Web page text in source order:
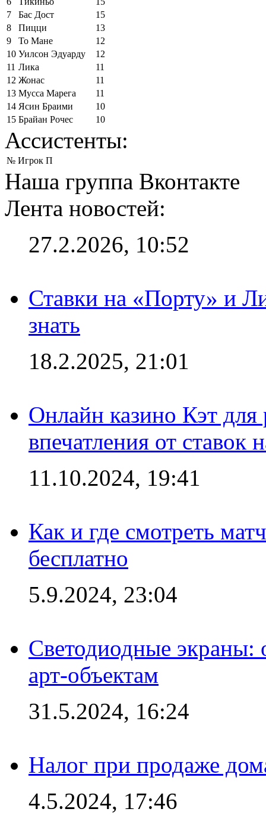
7
Бас Дост
15
8
Пицци
13
9
То Мане
12
10 Уилсон Эдуарду
12
11 Лика
11
12 Жонас
11
13 Мусса Марега
11
14 Ясин Браими
10
15 Брайан Рочес 10
Ассистенты:
№ Игрок П
Наша группа Вконтакте
Лента новостей:
27.2.2026, 10:52
Ставки на «Порту» и
знать
18.2.2025, 21:01
Онлайн казино Кэт для
впечатления от ставок
11.10.2024, 19:41
Как и где смотреть
бесплатно
5.9.2024, 23:04
Светодиодные
арт-объектам
31.5.2024, 16:24
Налог при продаже
4.5.2024, 17:46